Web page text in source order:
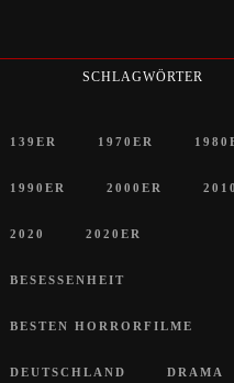
SCHLAGWÖRTER
139ER 1970ER
1990ER 2000ER
2020 2020ER
BESESSENHEIT
BESTEN HORRORFILME
DEUTSCHLAND DRAMA